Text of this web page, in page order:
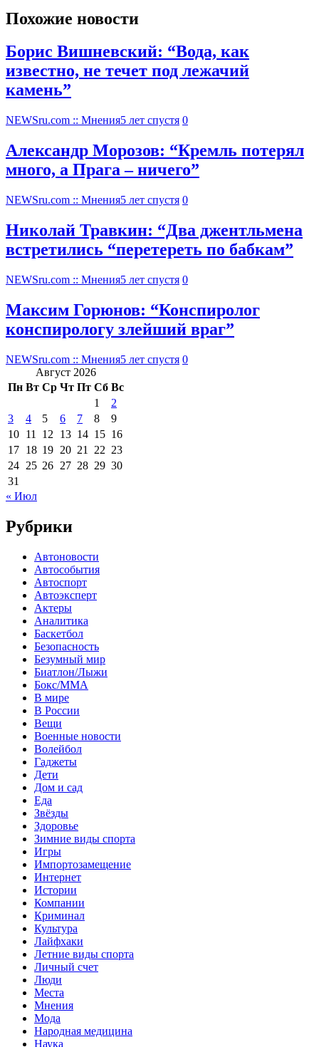
Похожие новости
Борис Вишневский: “Вода, как
известно, не течет под лежачий
камень”
NEWSru.com :: Мнения5 лет спустя 0
Александр Морозов: “Кремль потерял
много, а Прага – ничего”
NEWSru.com :: Мнения5 лет спустя 0
Николай Травкин: “Два джентльмена
встретились “перетереть по бабкам”
NEWSru.com :: Мнения5 лет спустя 0
Максим Горюнов: “Конспиролог
конспирологу злейший враг”
NEWSru.com :: Мнения5 лет спустя 0
Август 2026
Пн Вт Ср Чт Пт Сб Вс
1
2
3
4 5 6 7 8
9
10 11 12 13 14 15 16
17 18 19 20 21 22 23
24 25 26 27 28 29 30
31
« Июл
Рубрики
Автоновости
Автособытия
Автоспорт
Автоэксперт
Актеры
Аналитика
Баскетбол
Безопасность
Безумный мир
Биатлон/Лыжи
Бокс/MMA
В мире
В России
Вещи
Военные новости
Волейбол
Гаджеты
Дети
Дом и сад
Еда
Звёзды
Здоровье
Зимние виды спорта
Игры
Импортозамещение
Интернет
Истории
Компании
Криминал
Культура
Лайфхаки
Летние виды спорта
Личный счет
Люди
Места
Мнения
Мода
Народная медицина
Наука